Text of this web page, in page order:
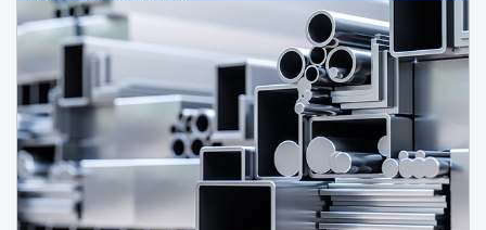
Google LLCは、OECDプライバシーガ
イドライン8原則に対応する措置を全
て講じています。
6-1.個人情報の共同利用①